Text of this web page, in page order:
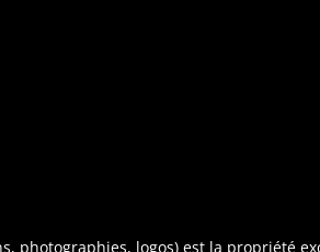
photographies, logos) est la propriété